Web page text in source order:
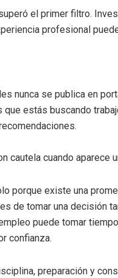
el primer filtro.
profesional
nunca se publica en
estás buscando
cautela cuando aparece
porque existe una
de tomar una decisión
puede tomar
confianza.
preparación y